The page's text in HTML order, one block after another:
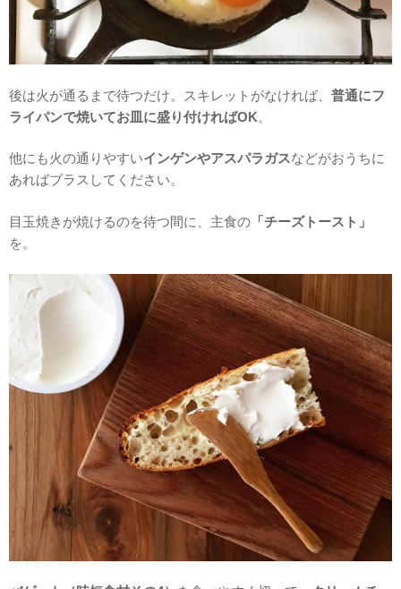
後は火が通るまで待つだけ。スキレットがなければ、 普通にフ
ライパンで焼いてお皿に盛り付ければOK。
他にも火の通りやすいインゲンやアスパラガスなどがおうちに
あればブラスしてください。
目玉焼きが焼けるのを待つ間に、主食の 「チーズトースト」
を。